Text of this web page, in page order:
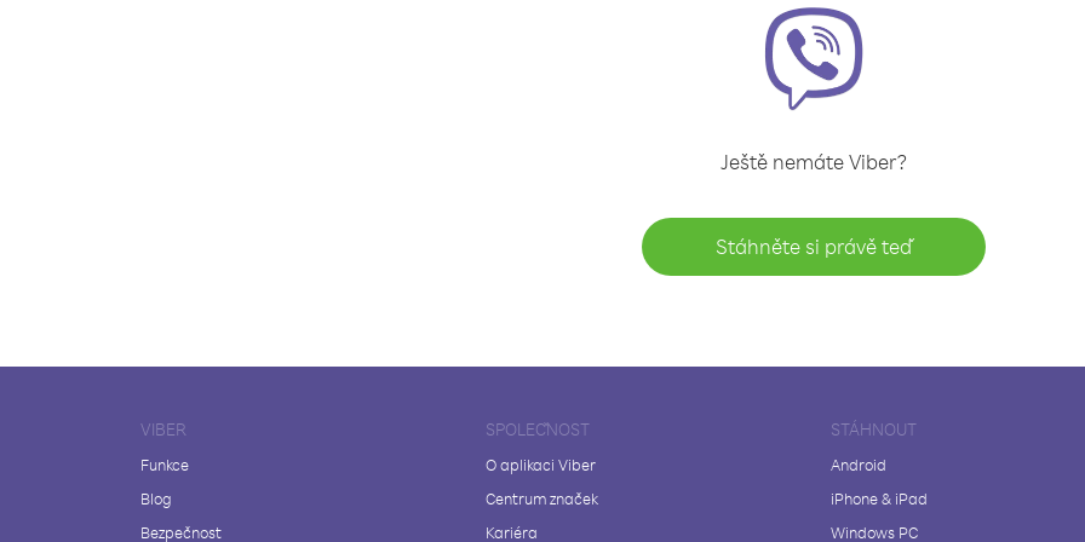
Ještě nemáte Viber?
Stáhněte si právě teď
VIBER
Funkce
Blog
Bezpečnost
SPOLEČNOST
O aplikaci Viber
Centrum značek
Kariéra
STÁHNOUT
Android
iPhone & iPad
Windows PC